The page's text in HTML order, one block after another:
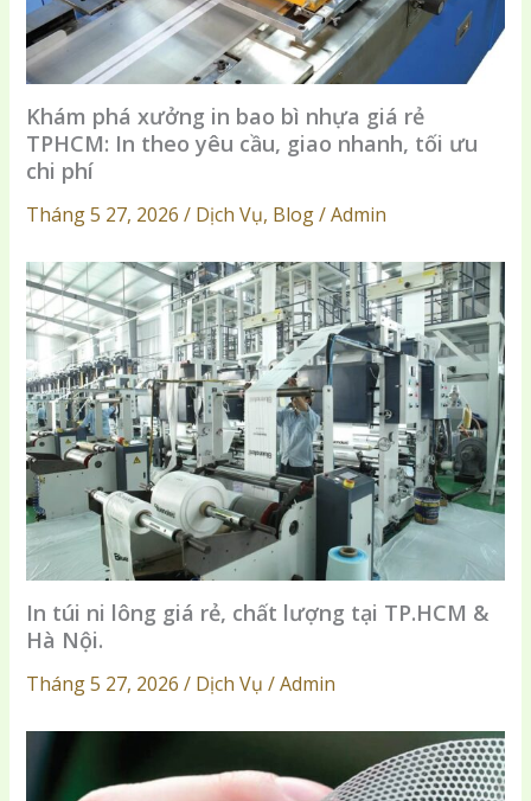
Khám phá xưởng in bao bì nhựa giá rẻ
TPHCM: In theo yêu cầu, giao nhanh, tối ưu
chi phí
Tháng 5 27, 2026 / Dịch Vụ, Blog / Admin
In túi ni lông giá rẻ, chất lượng tại TP.HCM &
Hà Nội.
Tháng 5 27, 2026 / Dịch Vụ / Admin